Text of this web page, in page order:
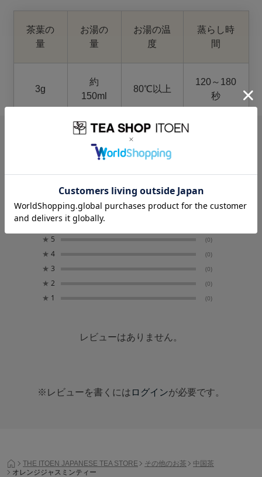
茶葉の
量
お湯の
量
お湯の温
度
蒸らし時
間
3g
約
150ml
80℃以上
120～180
秒
0.0
レビュー件数： 0
★ 5 (0)
★ 4 (0)
★ 3 (0)
★ 2 (0)
★ 1 (0)
レビューはありません。
※レビューを書くには ログインが必要です。
THE ITOEN JAPANESE TEA STORE その他のお茶
中国茶
オレンジジャスミンティー